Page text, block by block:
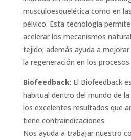
musculoesquelética como en
pélvico. Esta tecnología
acelerar los mecanismos
tejido; además ayuda a
la regeneración en los
Biofeedback: El Biofeedback
habitual dentro del mundo de
los excelentes resultados que
tiene contraindicaciones.
Nos ayuda a trabajar nuestro